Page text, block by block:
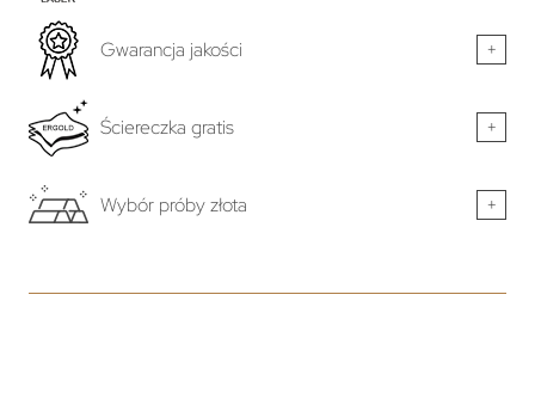
Gwarancja jakości +
Ściereczka gratis +
Wybór próby złota +